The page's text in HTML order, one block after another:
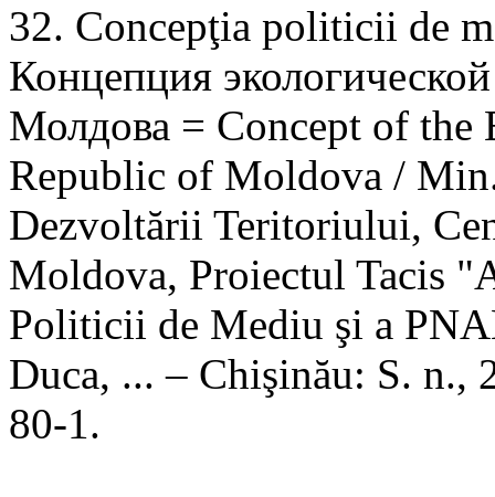
32. Concepţia politicii de
Концепция
Молдова = Concept of
Republic of Moldova /
Dezvoltării Teritoriului,
Moldova, Proiectul Tacis
Politicii de Mediu şi a
Duca, ... – Chişinău: S. n.,
80-1.